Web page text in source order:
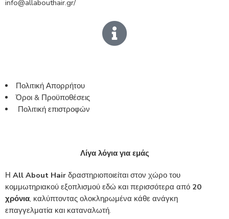
info@allabouthair.gr/
Πολιτική Απορρήτου
Όροι & Προϋποθέσεις
Πολιτική επιστροφών
Λίγα λόγια για εμάς
Η All About Hair δραστηριοποιείται στον χώρο του
κομμωτηριακού εξοπλισμού εδώ και περισσότερα από 20
χρόνια, καλύπτοντας ολοκληρωμένα κάθε ανάγκη
επαγγελματία και καταναλωτή.